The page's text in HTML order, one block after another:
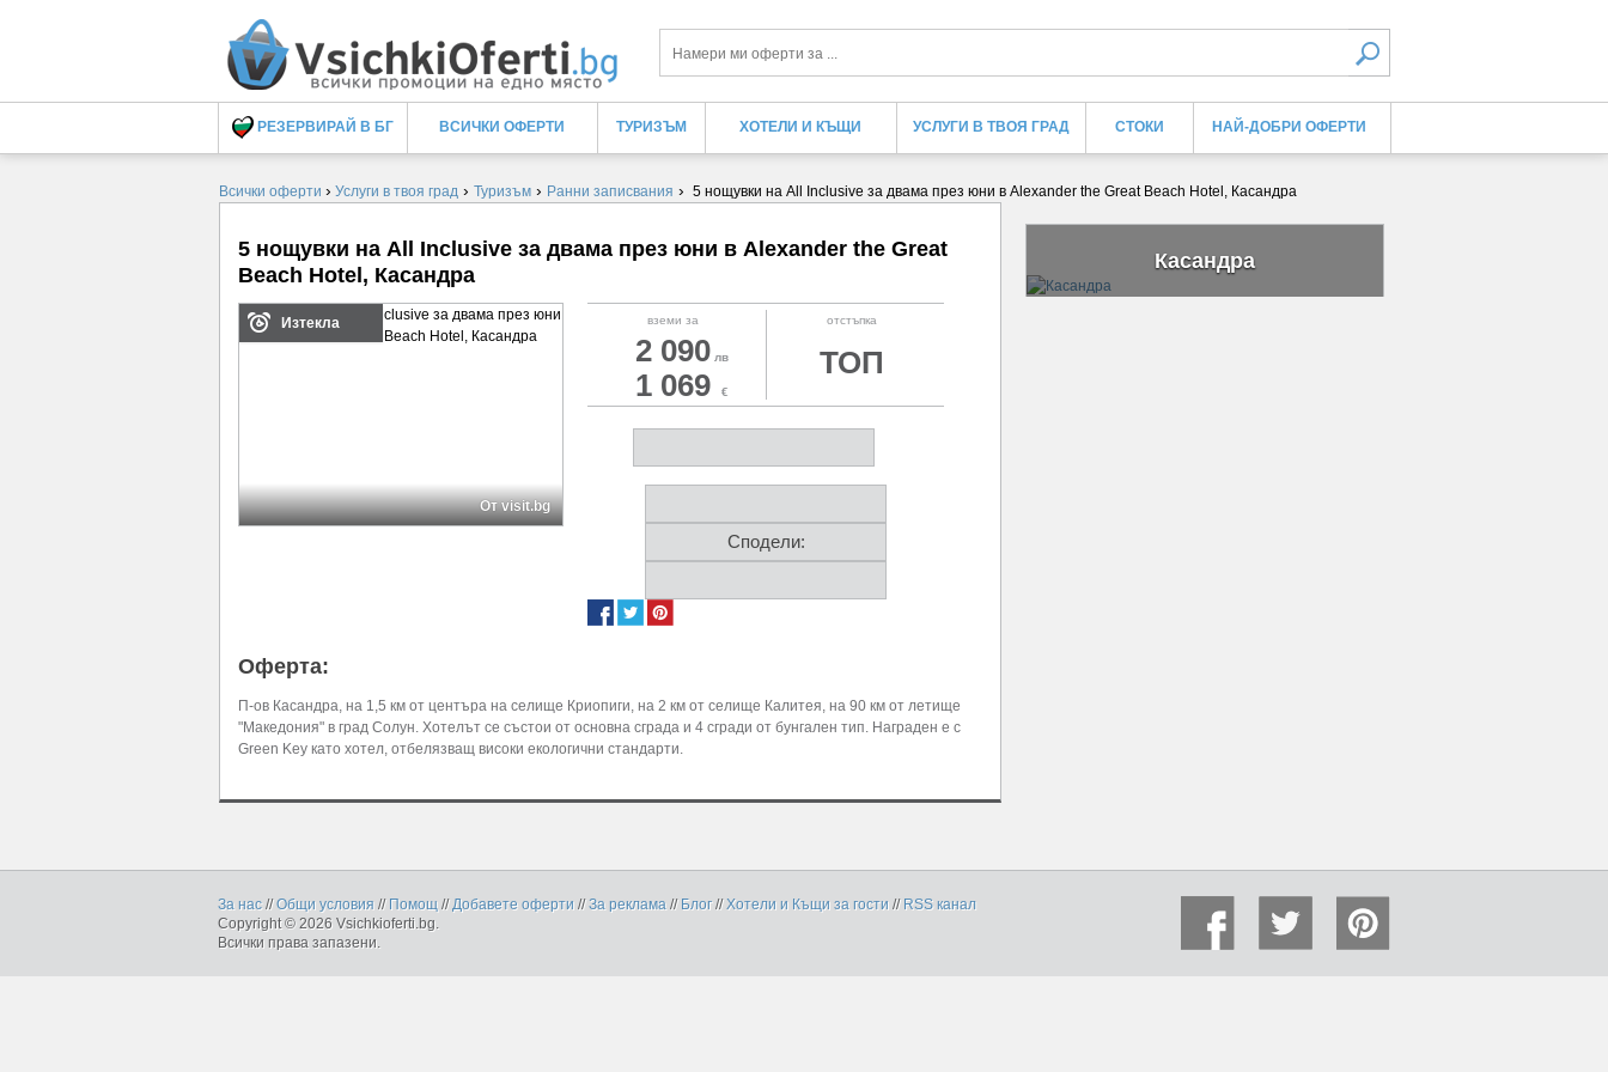
Търси
РЕЗЕРВИРАЙ В БГ ВСИЧКИ ОФЕРТИ ТУРИЗЪМ ХОТЕЛИ И КЪЩИ УСЛУГИ В ТВОЯ ГРАД СТОКИ НАЙ-ДОБРИ ОФЕРТИ
Всички оферти › Услуги в твоя град › Туризъм › Ранни записвания › 5 нощувки на All Inclusive за двама през юни в Alexander the Great Beach Hotel, Касандра
5 нощувки на All Inclusive за двама през юни в Alexander the Great
Beach Hotel, Касандра
Изтекла
От visit.bg
вземи за
2 090 лв
1 069 €
отстъпка
ТОП
Сподели:
Оферта:
П-ов Касандра, на 1,5 км от центъра на селище Криопиги, на 2 км от селище Калитея, на 90 км от летище
"Македония" в град Солун. Хотелът се състои от основна сграда и 4 сгради от бунгален тип. Награден е с
Green Key като хотел, отбелязващ високи екологични стандарти.
Касандра
За нас //Общи условия // Помощ //Добавете оферти //За реклама // Блог //Хотели и Къщи за гости // RSS канал
Copyright © 2026 Vsichkioferti.bg.
Всички права запазени.